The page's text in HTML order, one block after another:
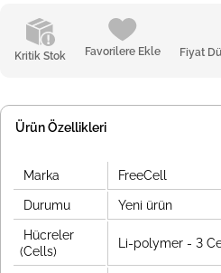
Kritik Stok Favorilere Ekle Fiyat
Ürün Özellikleri
Marka FreeCell
Durumu Yeni ürün
Hücreler
(Cells)
Li-polymer - 3